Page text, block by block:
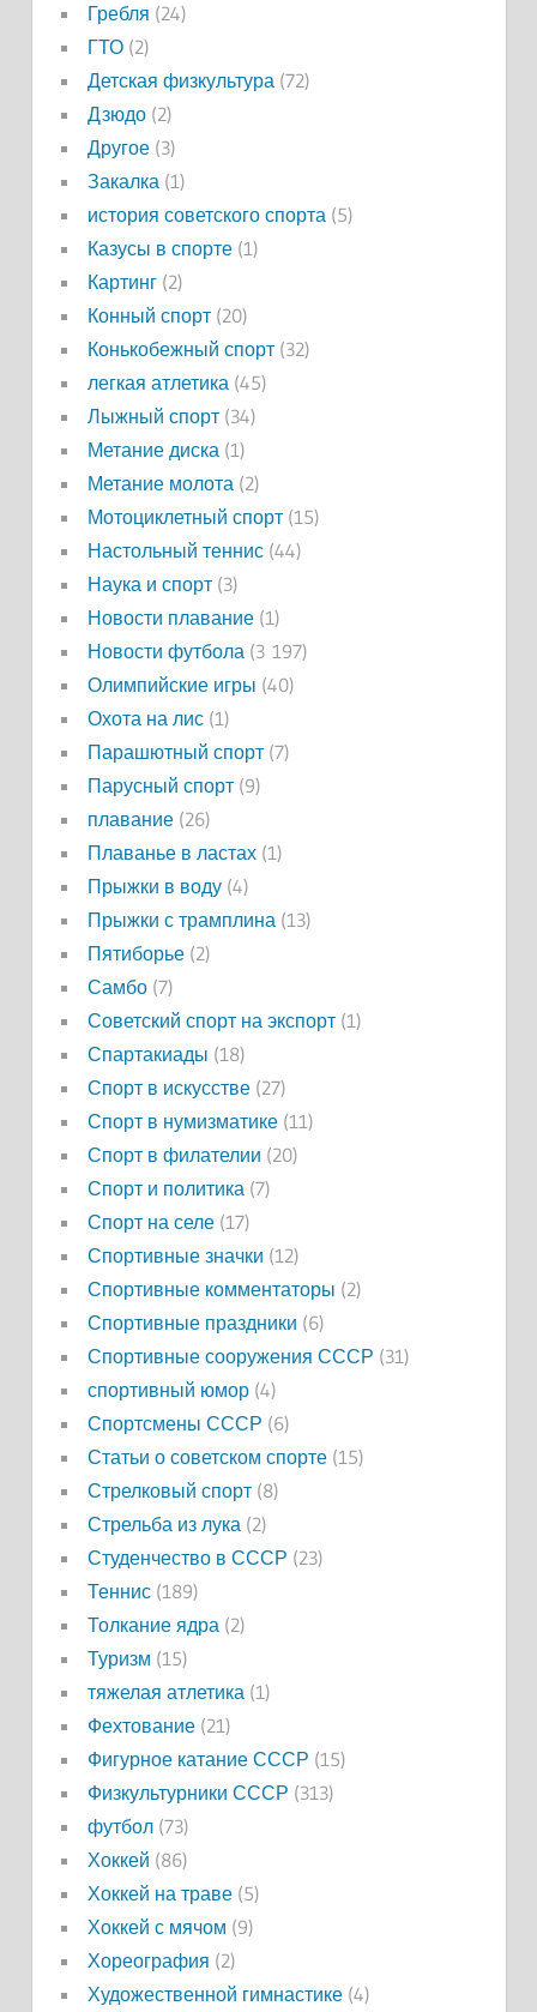
Гребля (24)
ГТО(2)
Детская физкультура(72)
Дзюдо(2)
Другое(3)
Закалка(1)
история советского спорта(5)
Казусы в спорте(1)
Картинг(2)
Конный спорт(20)
Конькобежный спорт(32)
легкая атлетика(45)
Лыжный спорт(34)
Метание диска(1)
Метание молота(2)
Мотоциклетный спорт(15)
Настольный теннис(44)
Наука и спорт(3)
Новости плавание(1)
Новости футбола(3 197)
Олимпийские игры (40)
Охота на лис(1)
Парашютный спорт(7)
Парусный спорт(9)
плавание(26)
Плаванье в ластах(1)
Прыжки в воду(4)
Прыжки с трамплина(13)
Пятиборье(2)
Самбо(7)
Советский спорт на экспорт(1)
Спартакиады (18)
Спорт в искусстве(27)
Спорт в нумизматике(11)
Спорт в филателии (20)
Спорт и политика(7)
Спорт на селе(17)
Спортивные значки (12)
Спортивные комментаторы (2)
Спортивные праздники (6)
Спортивные сооружения СССР (31)
спортивный юмор(4)
Спортсмены СССР (6)
Статьи о советском спорте(15)
Стрелковый спорт(8)
Стрельба из лука(2)
Студенчество в СССР (23)
Теннис(189)
Толкание ядра(2)
Туризм (15)
тяжелая атлетика(1)
Фехтование(21)
Фигурное катание СССР (15)
Физкультурники СССР (313)
футбол(73)
Хоккей (86)
Хоккей на траве(5)
Хоккей с мячом (9)
Хореография (2)
Художественной гимнастике(4)